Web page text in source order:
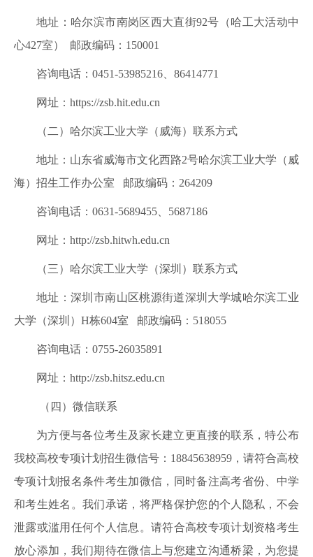
地址：哈尔滨市南岗区西大直街92号（哈工大活动中
心427室） 邮政编码：150001
咨询电话：0451-53985216、86414771
网址：https://zsb.hit.edu.cn
（二）哈尔滨工业大学（威海）联系方式
地址：山东省威海市文化西路2号哈尔滨工业大学（威
海）招生工作办公室 邮政编码：264209
咨询电话：0631-5689455、5687186
网址：http://zsb.hitwh.edu.cn
（三）哈尔滨工业大学（深圳）联系方式
地址：深圳市南山区桃源街道深圳大学城哈尔滨工业
大学（深圳）H栋604室 邮政编码：518055
咨询电话：0755-26035891
网址：http://zsb.hitsz.edu.cn
（四）微信联系
为方便与各位考生及家长建立更直接的联系，特公布
我校高校专项计划招生微信号：18845638959，请符合高校
专项计划报名条件考生加微信，同时备注高考省份、中学
和考生姓名。我们承诺，将严格保护您的个人隐私，不会
泄露或滥用任何个人信息。请符合高校专项计划资格考生
放心添加，我们期待在微信上与您建立沟通桥梁，为您提